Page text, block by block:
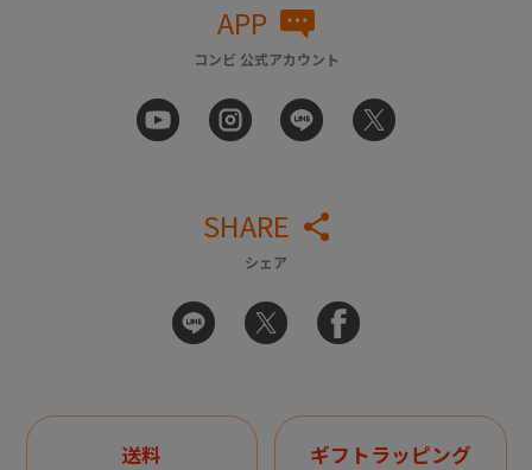
APP
コンビ 公式アカウント
SHARE
シェア
送料 ギフトラッピング